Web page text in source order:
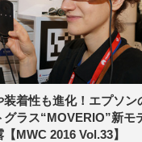
装着性も進化！エプソン
グラス“MOVERIO”新モ
MWC 2016 Vol.33】